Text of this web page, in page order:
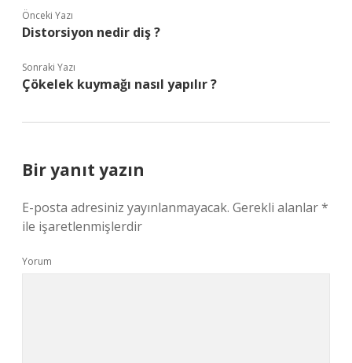
Önceki Yazı
Distorsiyon nedir diş ?
Sonraki Yazı
Çökelek kuymağı nasıl yapılır ?
Bir yanıt yazın
E-posta adresiniz yayınlanmayacak. Gerekli alanlar*
ile işaretlenmişlerdir
Yorum